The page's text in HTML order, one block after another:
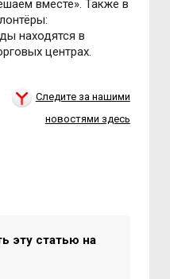
вместе». Также в
находятся в
центрах.
Следите за нашими
новостями здесь
эту статью на